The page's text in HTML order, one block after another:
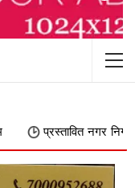
नगर निगम में शामिल